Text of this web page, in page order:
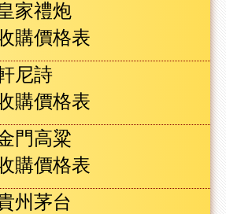
家禮炮
購價格表
尼詩
購價格表
門高粱
購價格表
州茅台